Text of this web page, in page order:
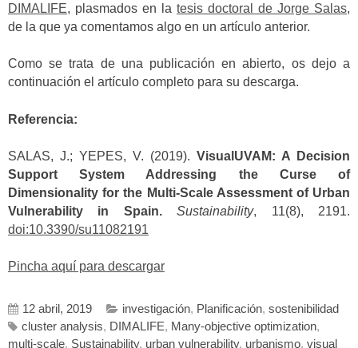
DIMALIFE, plasmados en la tesis doctoral de Jorge Salas,
de la que ya comentamos algo en un artículo anterior.
Como se trata de una publicación en abierto, os dejo a
continuación el artículo completo para su descarga.
Referencia:
SALAS, J.; YEPES, V. (2019). VisualUVAM: A Decision
Support System Addressing the Curse of
Dimensionality for the Multi-Scale Assessment of Urban
Vulnerability in Spain.
Sustainability, 11(8), 2191.
doi:10.3390/su11082191
Pincha aquí para descargar
12 abril, 2019 investigación, Planificación, sostenibilidad
cluster analysis, DIMALIFE, Many-objective optimization,
multi-scale, Sustainability, urban vulnerability, urbanismo, visual